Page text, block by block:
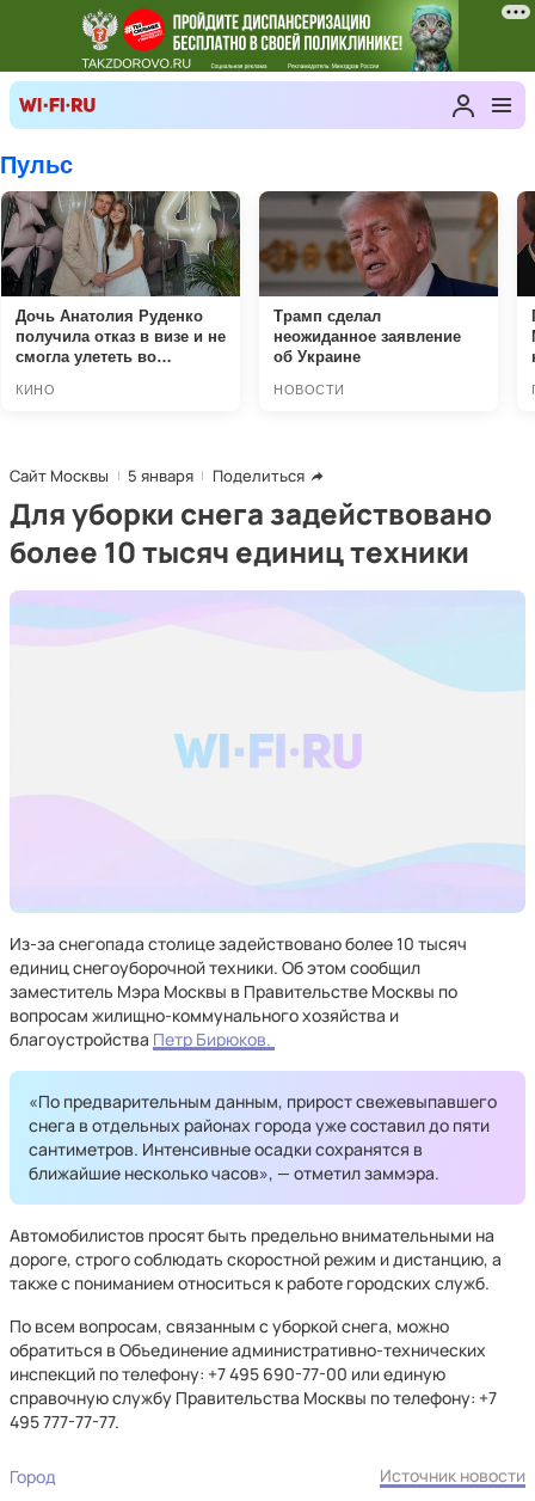
Сайт Москвы 5 января Поделиться
Для уборки снега задействовано
более 10 тысяч единиц техники
Из-за снегопада столице задействовано более 10 тысяч
единиц снегоуборочной техники. Об этом сообщил
заместитель Мэра Москвы в Правительстве Москвы по
вопросам жилищно-коммунального хозяйства и
благоустройства Петр Бирюков.
«По предварительным данным, прирост свежевыпавшего
снега в отдельных районах города уже составил до пяти
сантиметров. Интенсивные осадки сохранятся в
ближайшие несколько часов», — отметил заммэра.
Автомобилистов просят быть предельно внимательными на
дороге, строго соблюдать скоростной режим и дистанцию, а
также с пониманием относиться к работе городских служб.
По всем вопросам, связанным с уборкой снега, можно
обратиться в Объединение административно-технических
инспекций по телефону: +7 495 690-77-00 или единую
справочную службу Правительства Москвы по телефону: +7
495 777-77-77.
Город Источник новости